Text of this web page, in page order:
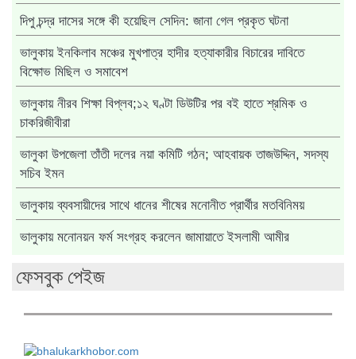
দিপু চন্দ্র দাসের সঙ্গে কী হয়েছিল সেদিন: জানা গেল প্রকৃত ঘটনা
ভালুকায় ইনকিলাব মঞ্চের মুখপাত্র হাদীর হত্যাকারীর বিচারের দাবিতে
বিক্ষোভ মিছিল ও সমাবেশ
ভালুকায় নীরব শিক্ষা বিপ্লব;১২ ঘণ্টা ডিউটির পর বই হাতে শ্রমিক ও
চাকরিজীবীরা
ভালুকা উপজেলা তাঁতী দলের নয়া কমিটি গঠন; আহবায়ক তাজউদ্দিন, সদস্য
সচিব ইমন
ভালুকায় ব্যবসায়ীদের সাথে ধানের শীষের মনোনীত প্রার্থীর মতবিনিময়
ভালুকায় মনোনয়ন ফর্ম সংগ্রহ করলেন জামায়াতে ইসলামী আমীর
ফেসবুক পেইজ